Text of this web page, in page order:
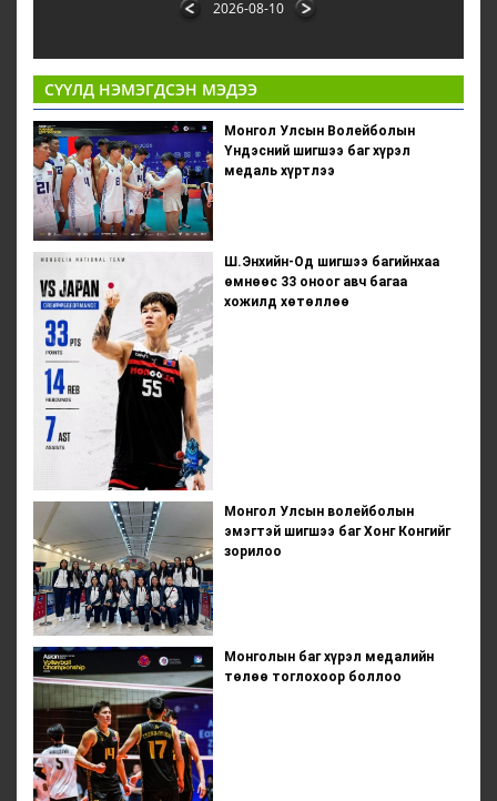
2026-08-10
СҮҮЛД НЭМЭГДСЭН МЭДЭЭ
Монгол Улсын Волейболын
Үндэсний шигшээ баг хүрэл
медаль хүртлээ
Ш.Энхийн-Од шигшээ багийнхаа
өмнөөс 33 оноог авч багаа
хожилд хөтөллөө
Монгол Улсын волейболын
эмэгтэй шигшээ баг Хонг Конгийг
зорилоо
Монголын баг хүрэл медалийн
төлөө тоглохоор боллоо